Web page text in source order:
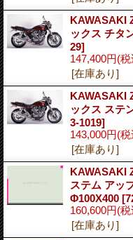
KAWASAKI
ックス チタ
29]
147,400円(税
[在庫あり]
KAWASAKI
ックス ステ
3-1019]
143,000円(税
[在庫あり]
KAWASAKI
ステム アッ
Φ100X400
160,600円(税
[在庫あり]